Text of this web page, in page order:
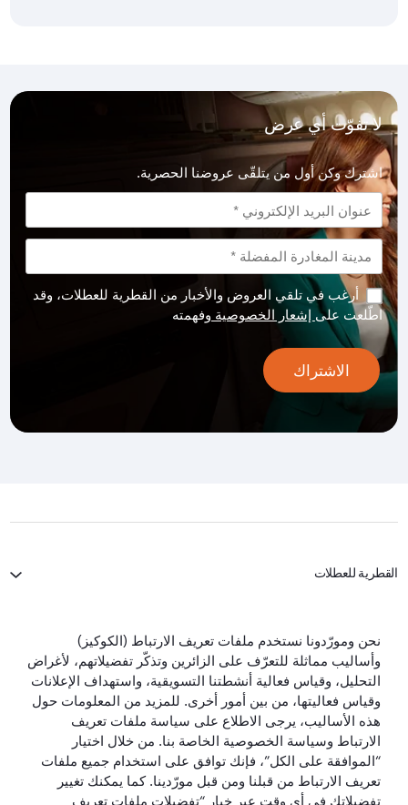
لا تفوّت أي عرض
اشترك وكن أول من يتلقّى عروضنا الحصرية.
أرغب في تلقي العروض والأخبار من القطرية للعطلات، وقد
اطّلعت على إشعار الخصوصية وفهمته
الاشتراك
القطرية للعطلات
لنبقَ على تواصل
أفضل شركة طيران أفضل درجة رجال أفضل صالة لدرجة أفضل شركة طيران
نحن ومورّدونا نستخدم ملفات تعريف الارتباط (الكوكيز)
وأساليب مماثلة للتعرّف على الزائرين وتذكّر تفضيلاتهم، لأغراض
التحليل، وقياس فعالية أنشطتنا التسويقية، واستهداف الإعلانات
وقياس فعاليتها، من بين أمور أخرى. للمزيد من المعلومات حول
هذه الأساليب، يرجى الاطلاع على سياسة ملفات تعريف
الارتباط وسياسة الخصوصية الخاصة بنا. من خلال اختيار
“الموافقة على الكل”، فإنك توافق على استخدام جميع ملفات
تعريف الارتباط من قبلنا ومن قبل مورّدينا. كما يمكنك تغيير
تفضيلاتك في أي وقت عبر خيار “تفضيلات ملفات تعريف